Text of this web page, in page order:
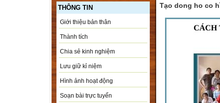
THÔNG TIN
Giới thiệu bản thân
Thành tích
Chia sẻ kinh nghiệm
Lưu giữ kỉ niệm
Hình ảnh hoạt động
Soạn bài trực tuyến
Tạo dong ho co